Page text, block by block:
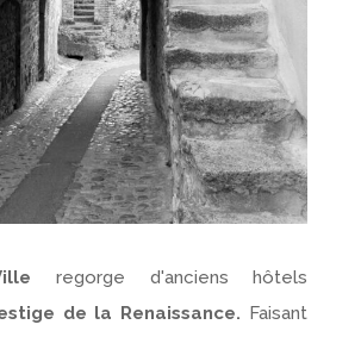
regorge d'anciens hôtels
de la Renaissance. Faisant